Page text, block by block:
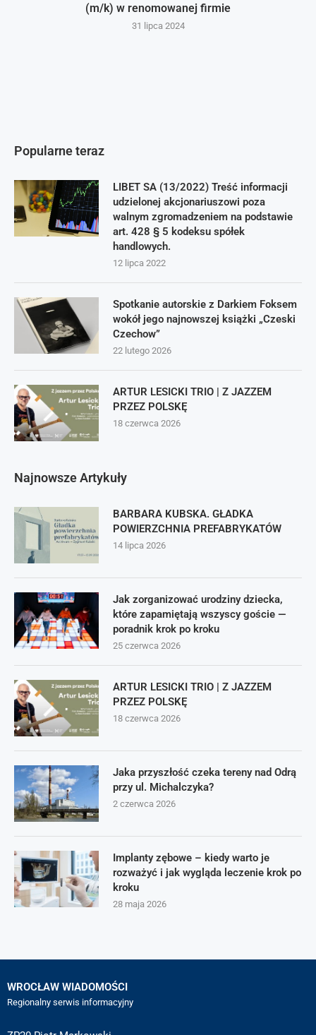
(m/k) w renomowanej firmie
31 lipca 2024
Popularne teraz
LIBET SA (13/2022) Treść informacji
udzielonej akcjonariuszowi poza
walnym zgromadzeniem na podstawie
art. 428 § 5 kodeksu spółek
handlowych.
12 lipca 2022
Spotkanie autorskie z Darkiem Foksem
wokół jego najnowszej książki „Czeski
Czechow”
22 lutego 2026
ARTUR LESICKI TRIO | Z JAZZEM
PRZEZ POLSKĘ
18 czerwca 2026
Najnowsze Artykuły
BARBARA KUBSKA. GŁADKA
POWIERZCHNIA PREFABRYKATÓW
14 lipca 2026
Jak zorganizować urodziny dziecka,
które zapamiętają wszyscy goście —
poradnik krok po kroku
25 czerwca 2026
ARTUR LESICKI TRIO | Z JAZZEM
PRZEZ POLSKĘ
18 czerwca 2026
Jaka przyszłość czeka tereny nad Odrą
przy ul. Michalczyka?
2 czerwca 2026
Implanty zębowe – kiedy warto je
rozważyć i jak wygląda leczenie krok po
kroku
28 maja 2026
WROCŁAW WIADOMOŚCI
Regionalny serwis informacyjny